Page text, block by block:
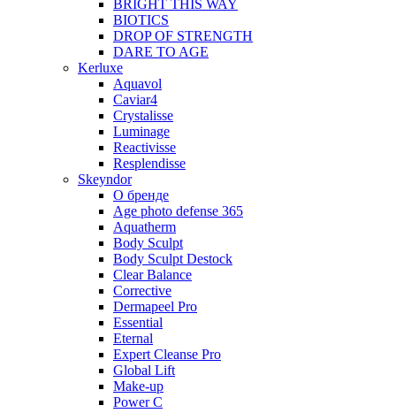
BRIGHT THIS WAY
BIOTICS
DROP OF STRENGTH
DARE TO AGE
Kerluxe
Aquavol
Caviar4
Crystalisse
Luminage
Reactivisse
Resplendisse
Skeyndor
О бренде
Age photo defense 365
Aquatherm
Body Sculpt
Body Sculpt Destock
Clear Balance
Corrective
Dermapeel Pro
Essential
Eternal
Expert Cleanse Pro
Global Lift
Make-up
Power C